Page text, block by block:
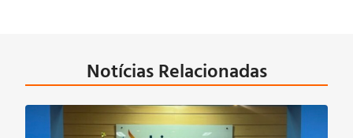
Notícias Relacionadas